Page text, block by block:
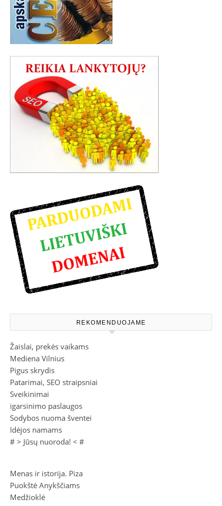
REKOMENDUOJAME
Žaislai, prekės vaikams
Mediena Vilnius
Pigus skrydis
Patarimai, SEO straipsniai
Sveikinimai
igarsinimo paslaugos
Sodybos nuoma šventei
Idėjos namams
# > Jūsų nuoroda! < #
Menas ir istorija. Piza
Puokštė Anykščiams
Medžioklė